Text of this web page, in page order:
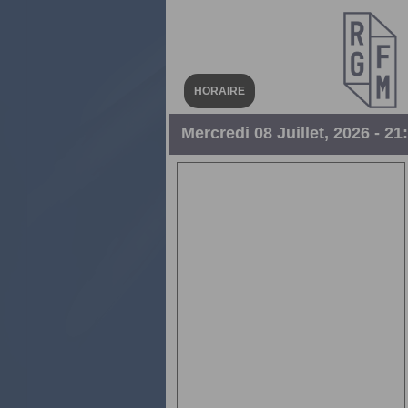
HORAIRE
Mercredi 08 Juillet, 2026 -